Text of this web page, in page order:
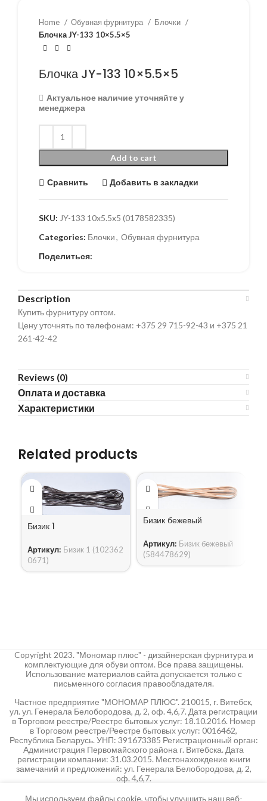
Home Обувная фурнитура
Блочки
Блочка JY-133 10×5.5×5
Блочка JY-133 10×5.5×5
Актуальное наличие уточняйте у
менеджера
Add to cart
Сравнить Добавить в закладки
SKU: JY-133 10x5.5x5 (0178582335)
Categories: Блочки, Обувная фурнитура
Поделиться:
Description
Купить фурнитуру оптом.
Цену уточнять по телефонам: +375 29 715-92-43 и +375 21
261-42-42
Reviews (0)
Оплата и доставка
Характеристики
Related products
Бизик 1
Артикул: Бизик 1 (102362
0671)
Бизик бежевый
Артикул: Бизик бежевый
(584478629)
Copyright 2023. "Мономар плюс" - дизайнерская фурнитура и
комплектующие для обуви оптом. Все права защищены.
Использование материалов сайта допускается только с
письменного согласия правообладателя.
Частное предприятие "МОНОМАР ПЛЮС". 210015, г. Витебск,
ул. ул. Генерала Белобородова, д. 2, оф. 4,6,7. Дата регистрации
в Торговом реестре/Реестре бытовых услуг: 18.10.2016. Номер
в Торговом реестре/Реестре бытовых услуг: 0016462,
Республика Беларусь. УНП: 391673385 Регистрационный орган:
Администрация Первомайского района г. Витебска. Дата
регистрации компании: 31.03.2015. Местонахождение книги
замечаний и предложений: ул. Генерала Белобородова, д. 2,
оф. 4,6,7.
Мы используем файлы cookie, чтобы улучшить наш веб-